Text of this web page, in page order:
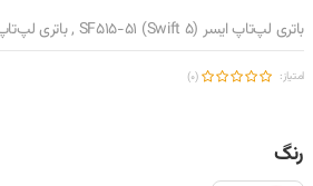
باتری لپ‌تاپ ایسر SF515-51 (Swift 5) , باتری لپ‌تاپ ایسر SF515-51, SF515-51T
امتیاز: (0)
رنگ